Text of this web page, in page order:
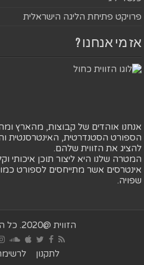
פרויקט פתיחת הליגה הישראלית
אז מי אנחנו ?
אנחנו אוהדים של קבוצות, מהארץ
הספורט הסטנדרטית, האינטרסנטית
להציג את הזווית שלהם.
המטרה שלנו היא ליצור תוכן איכותי
אינטרסים אשר מתייחסים לספורט
שפויה.
הזווית @2020. כל הזכויות שמורות
לתקנון